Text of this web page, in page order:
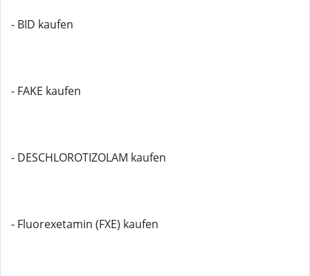
- BID kaufen
- FAKE kaufen
- DESCHLOROTIZOLAM kaufen
- Fluorexetamin (FXE) kaufen